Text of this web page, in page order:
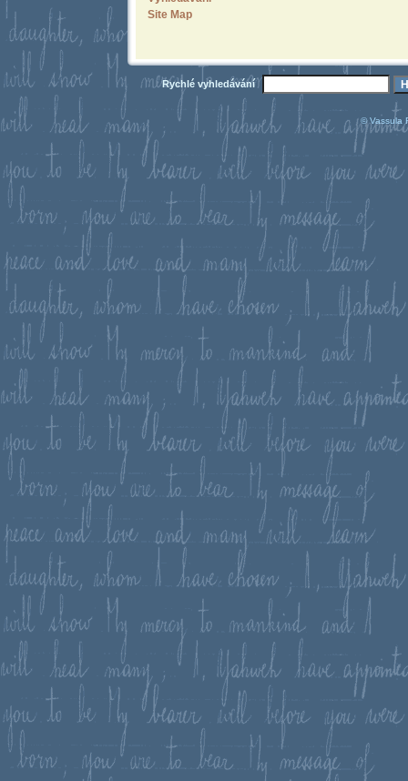
Site Map
Rychlé vyhledávání
© Vassula